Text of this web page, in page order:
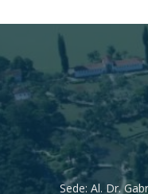
Sede: Al. Dr.